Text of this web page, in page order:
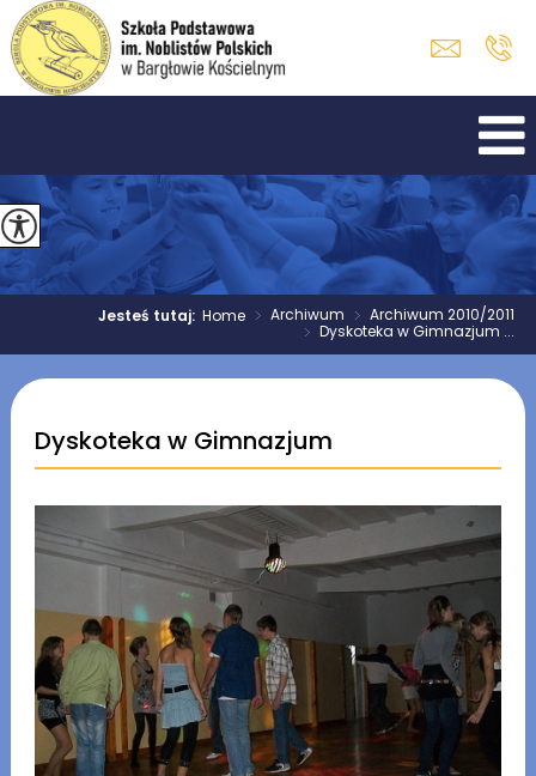
Jesteś tutaj:Home > Archiwum > Archiwum 2010/2011
> Dyskoteka w Gimnazjum ...
Dyskoteka w Gimnazjum